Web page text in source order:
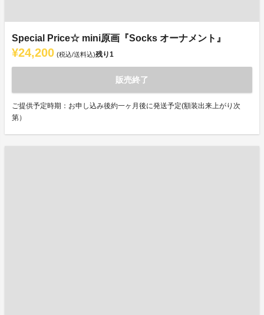
Special Price☆ mini原画『Socks オーナメント』
¥24,200 (税込/送料込)残り1
販売終了
ご提供予定時期：お申し込み後約一ヶ月後に発送予定(額装出来上がり次
第）